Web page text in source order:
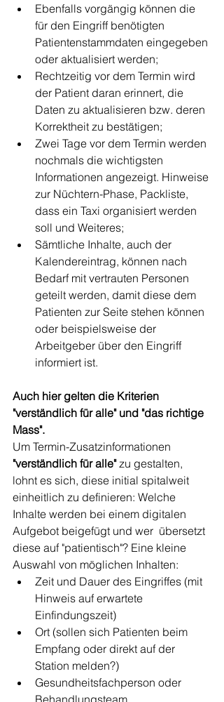
Ebenfalls vorgängig können die
für den Eingriff benötigten
Patientenstammdaten eingegeben
oder aktualisiert werden;
Rechtzeitig vor dem Termin wird
der Patient daran erinnert, die
Daten zu aktualisieren bzw. deren
Korrektheit zu bestätigen;
Zwei Tage vor dem Termin werden
nochmals die wichtigsten
Informationen angezeigt. Hinweise
zur Nüchtern-Phase, Packliste,
dass ein Taxi organisiert werden
soll und Weiteres;
Sämtliche Inhalte, auch der
Kalendereintrag, können nach
Bedarf mit vertrauten Personen
geteilt werden, damit diese dem
Patienten zur Seite stehen können
oder beispielsweise der
Arbeitgeber über den Eingriff
informiert ist.
Auch hier gelten die Kriterien
"verständlich für alle" und "das richtige
Mass".
Um Termin-Zusatzinformationen
"verständlich für alle" zu gestalten,
lohnt es sich, diese initial spitalweit
einheitlich zu definieren: Welche
Inhalte werden bei einem digitalen
Aufgebot beigefügt und wer  übersetzt
diese auf "patientisch"? Eine kleine
Auswahl von möglichen Inhalten:
Zeit und Dauer des Eingriffes (mit
Hinweis auf erwartete
Einfindungszeit)
Ort (sollen sich Patienten beim
Empfang oder direkt auf der
Station melden?)
Gesundheitsfachperson oder